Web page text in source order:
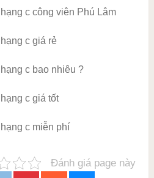
c công viên Phú Lâm
c giá rẻ
c bao nhiêu ?
c giá tốt
c miễn phí
Đánh giá page này